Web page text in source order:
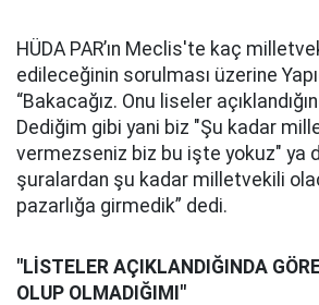
HÜDA PAR’ın Meclis'te kaç
edileceğinin sorulması üzerine
“Bakacağız. Onu liseler
Dediğim gibi yani biz "Şu kadar
vermezseniz biz bu işte yokuz" ya
şuralardan şu kadar milletvekili
pazarlığa girmedik” dedi.
"LİSTELER AÇIKLANDIĞINDA
OLUP OLMADIĞIMI"